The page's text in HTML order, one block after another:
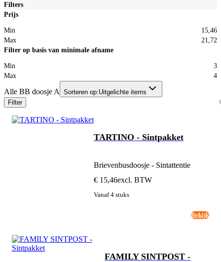
Filters
Prijs
Min
15,46
Max
21,72
Filter op basis van minimale afname
Min
3
Max
4
Alle BB doosje A Sorteren op:Uitgelichte items
Filter
TARTINO - Sintpakket
Brievenbusdoosje - Sintattentie
€ 15,46excl. BTW
Vanaf 4 stuks
Bekijk
FAMILY SINTPOST -